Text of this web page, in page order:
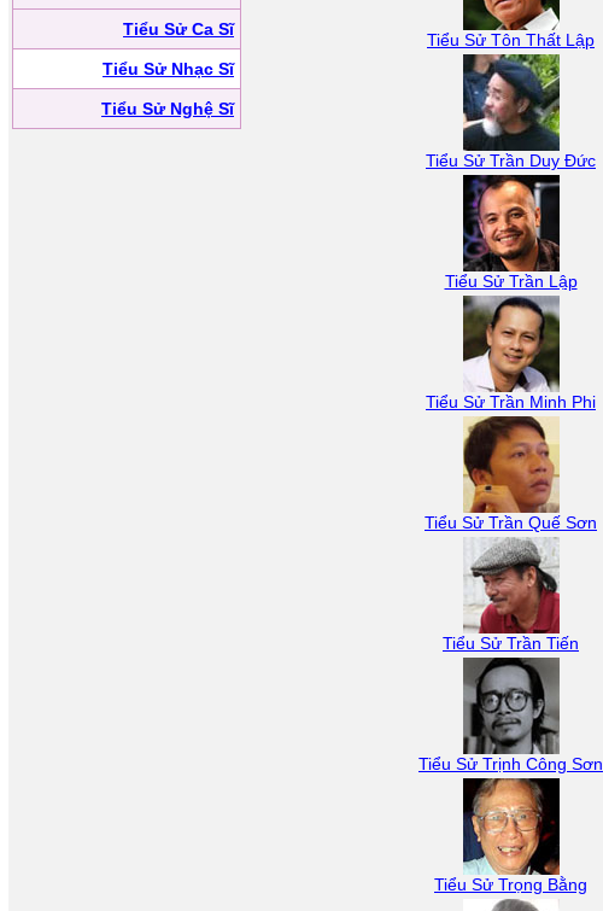
Tiểu Sử Ca Sĩ
Tiểu Sử Nhạc Sĩ
Tiểu Sử Nghệ Sĩ
Tiểu Sử Tôn Thất Lập
Tiểu Sử Trần Duy Đức
Tiểu Sử Trần Lập
Tiểu Sử Trần Minh Phi
Tiểu Sử Trần Quế Sơn
Tiểu Sử Trần Tiến
Tiểu Sử Trịnh Công Sơn
Tiểu Sử Trọng Bằng